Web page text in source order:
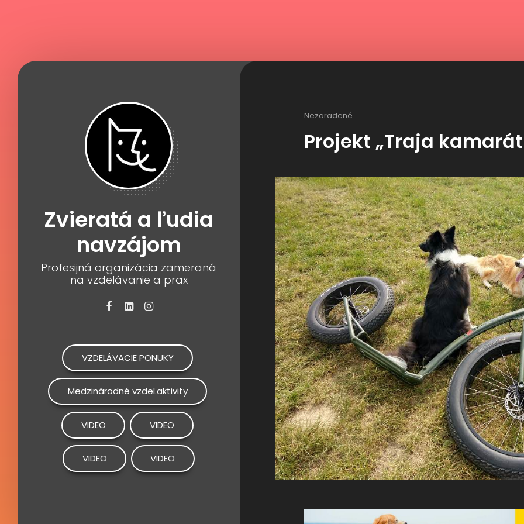
Zvieratá a ľudia
navzájom
Profesijná organizácia zameraná
na vzdelávanie a prax
VZDELÁVACIE PONUKY
Medzinárodné vzdel.aktivity
VIDEO VIDEO
VIDEO VIDEO
Nezaradené
Projekt „Traja